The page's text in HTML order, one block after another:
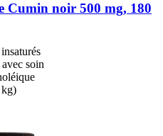
Cumin noir 500 mg, 180
soin